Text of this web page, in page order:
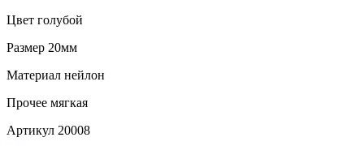
Цвет голубой
Размер 20мм
Материал нейлон
Прочее мягкая
Артикул 20008